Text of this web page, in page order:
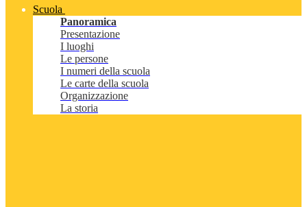
Scuola
Panoramica
Presentazione
I luoghi
Le persone
I numeri della scuola
Le carte della scuola
Organizzazione
La storia